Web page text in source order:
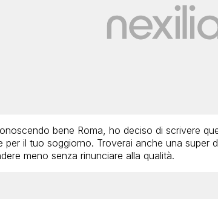
bene Roma, ho deciso di scrivere
per il tuo soggiorno. Troverai anche una super
meno senza rinunciare alla qualità.